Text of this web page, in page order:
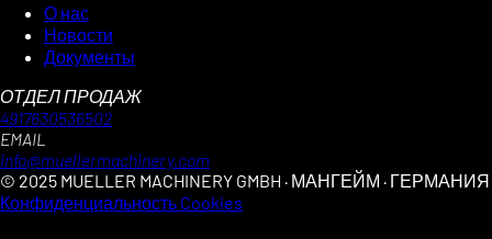
О нас
Новости
Документы
ОТДЕЛ ПРОДАЖ
4917630536502
EMAIL
info@muellermachinery.com
© 2025 MUELLER MACHINERY GMBH · МАНГЕЙМ · ГЕРМАНИЯ
Конфиденциальность Cookies